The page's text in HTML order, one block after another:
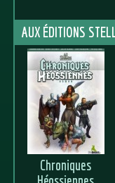
AUX ÉDITIONS
Chroniques